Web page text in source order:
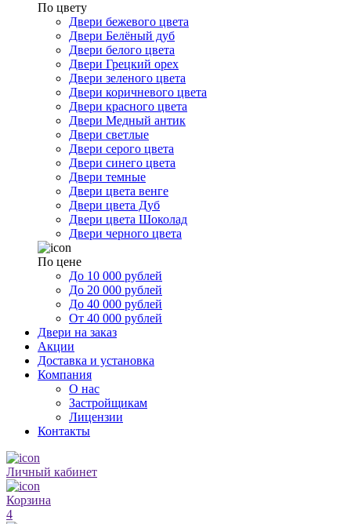
По цвету
Двери бежевого цвета
Двери Белёный дуб
Двери белого цвета
Двери Грецкий орех
Двери зеленого цвета
Двери коричневого цвета
Двери красного цвета
Двери Медный антик
Двери светлые
Двери серого цвета
Двери синего цвета
Двери темные
Двери цвета венге
Двери цвета Дуб
Двери цвета Шоколад
Двери черного цвета
По цене
До 10 000 рублей
До 20 000 рублей
До 40 000 рублей
От 40 000 рублей
Двери на заказ
Акции
Доставка и установка
Компания
О нас
Застройщикам
Лицензии
Контакты
Личный кабинет
Корзина
4